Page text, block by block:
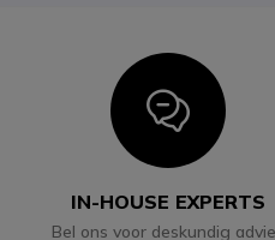
Icon
IN-HOUSE EXPERTS
Bel ons voor deskundig